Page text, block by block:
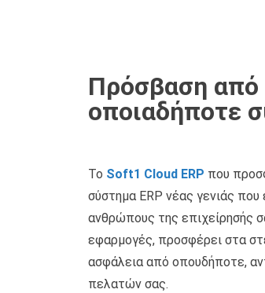
Πρόσβαση από
οποιαδήποτε
Το Soft1 Cloud ERP που
σύστημα ERP νέας γενιάς
ανθρώπους της επιχείρησής
εφαρμογές, προσφέρει στα
ασφάλεια από οπουδήποτε,
πελατών σας.